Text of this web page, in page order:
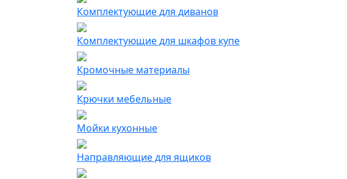
Комплектующие для диванов
Комплектующие для шкафов купе
Кромочные материалы
Крючки мебельные
Мойки кухонные
Направляющие для ящиков